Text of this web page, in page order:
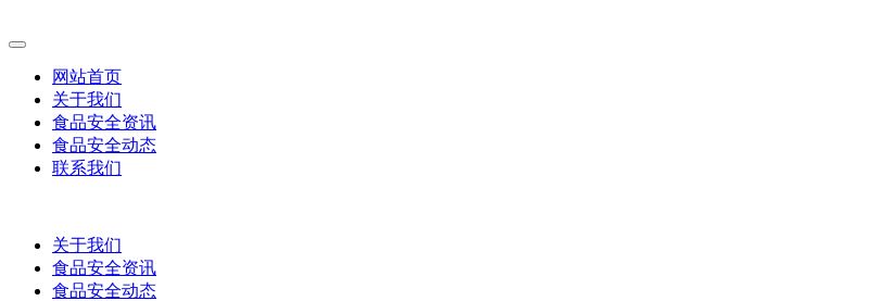
网站首页
关于我们
食品安全资讯
食品安全动态
联系我们
关于我们
食品安全资讯
食品安全动态